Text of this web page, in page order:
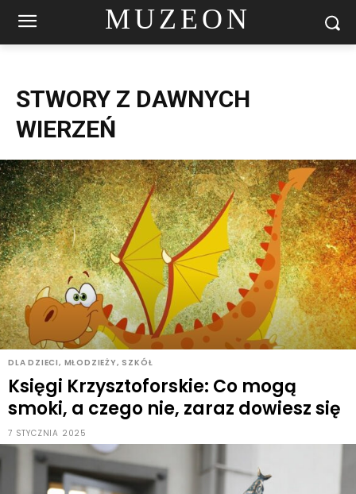
MUZEON
STWORY Z DAWNYCH
WIERZEŃ
DLA DZIECI, MŁODZIEŻY, SZKÓŁ
Księgi Krzysztoforskie: Co mogą
smoki, a czego nie, zaraz dowiesz się
7 STYCZNIA 2025